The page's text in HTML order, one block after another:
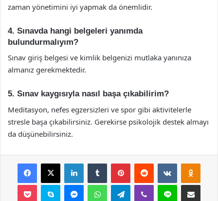
zaman yönetimini iyi yapmak da önemlidir.
4. Sınavda hangi belgeleri yanımda
bulundurmalıyım?
Sınav giriş belgesi ve kimlik belgenizi mutlaka yanınıza
almanız gerekmektedir.
5. Sınav kaygısıyla nasıl başa çıkabilirim?
Meditasyon, nefes egzersizleri ve spor gibi aktivitelerle
stresle başa çıkabilirsiniz. Gerekirse psikolojik destek almayı
da düşünebilirsiniz.
Facebook
X LinkedInTumblr PinterestReddit VKontakte
Pocket Skype MessengerWhatsAppTelegramViber Line E-Posta ile